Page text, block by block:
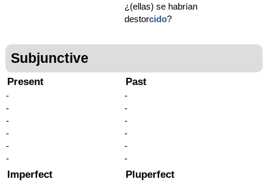
¿(ellas) se habrían
destorcido?
Subjunctive
Present
-
-
-
-
-
-
Past
-
-
-
-
-
-
Imperfect Pluperfect